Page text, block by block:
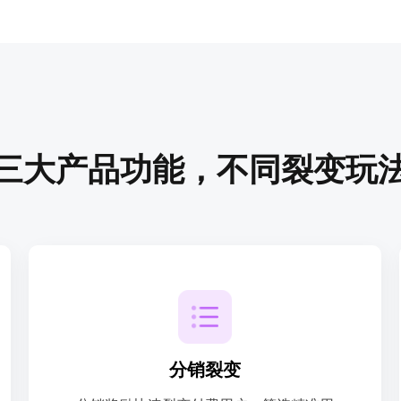
大产品功能，不同裂变玩
分销裂变
分销佣金实时到账微信零钱
了解详情